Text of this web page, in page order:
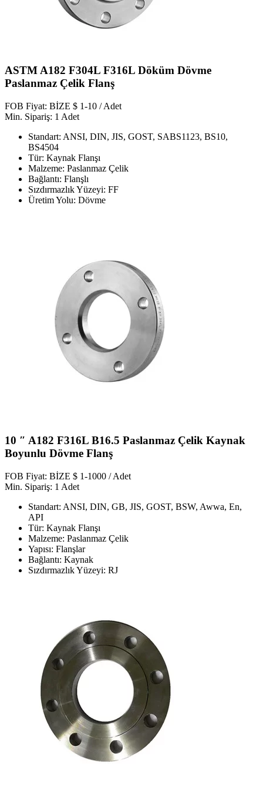
ASTM A182 F304L F316L Döküm Dövme
Paslanmaz Çelik Flanş
FOB Fiyat: BİZE $ 1-10 / Adet
Min. Sipariş: 1 Adet
Standart: ANSI, DIN, JIS, GOST, SABS1123, BS10,
BS4504
Tür: Kaynak Flanşı
Malzeme: Paslanmaz Çelik
Bağlantı: Flanşlı
Sızdırmazlık Yüzeyi: FF
Üretim Yolu: Dövme
10 ″ A182 F316L B16.5 Paslanmaz Çelik Kaynak
Boyunlu Dövme Flanş
FOB Fiyat: BİZE $ 1-1000 / Adet
Min. Sipariş: 1 Adet
Standart: ANSI, DIN, GB, JIS, GOST, BSW, Awwa, En,
API
Tür: Kaynak Flanşı
Malzeme: Paslanmaz Çelik
Yapısı: Flanşlar
Bağlantı: Kaynak
Sızdırmazlık Yüzeyi: RJ